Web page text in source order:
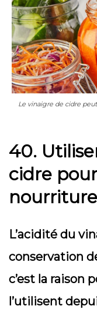
Le vinaigre de cidre
40.
cidre
L’acidité du
conservation
c’est la raison
l’utilisent